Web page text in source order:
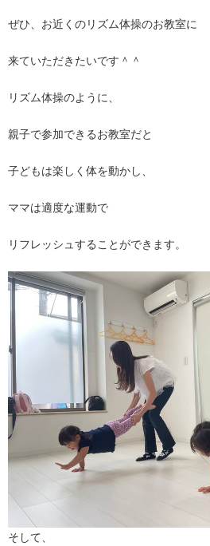
ぜひ、お近くのリズム体操のお教室に
来ていただきたいです＾＾
リズム体操のように、
親子で参加できるお教室だと
子どもは楽しく体を動かし、
ママは適度な運動で
リフレッシュすることができます。
そして、